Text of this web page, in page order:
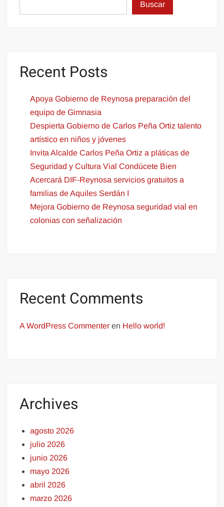
Buscar
Recent Posts
Apoya Gobierno de Reynosa preparación del
equipo de Gimnasia
Despierta Gobierno de Carlos Peña Ortiz talento
artístico en niños y jóvenes
Invita Alcalde Carlos Peña Ortiz a pláticas de
Seguridad y Cultura Vial Condúcete Bien
Acercará DIF-Reynosa servicios gratuitos a
familias de Aquiles Serdán I
Mejora Gobierno de Reynosa seguridad vial en
colonias con señalización
Recent Comments
A WordPress Commenter en Hello world!
Archives
agosto 2026
julio 2026
junio 2026
mayo 2026
abril 2026
marzo 2026